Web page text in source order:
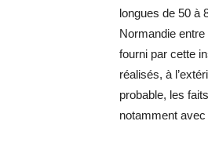
longues de 50 à
Normandie
fourni par cette
réalisés, à
probable, les
notamment avec